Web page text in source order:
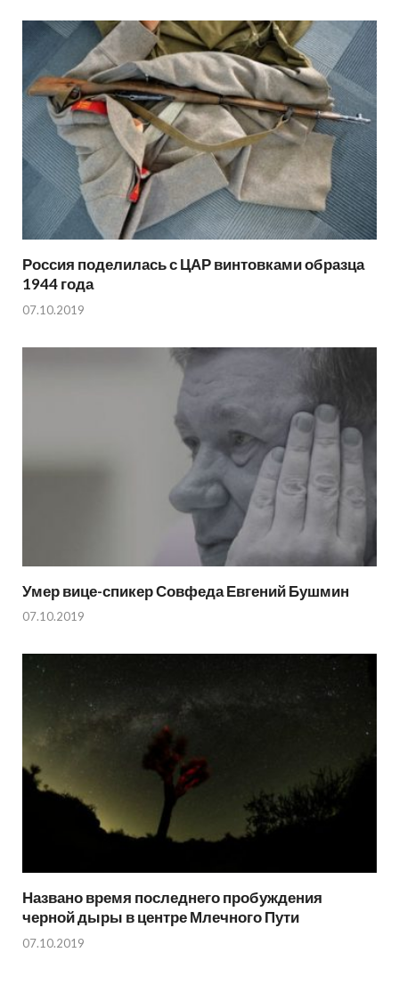
Россия поделилась с ЦАР винтовками образца
1944 года
07.10.2019
Умер вице-спикер Совфеда Евгений Бушмин
07.10.2019
Названо время последнего пробуждения
черной дыры в центре Млечного Пути
07.10.2019